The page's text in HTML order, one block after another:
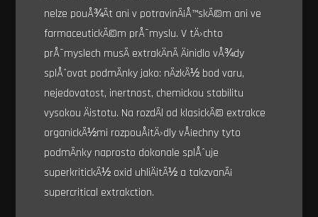
nelze pouÅ¾Ã­t ani v potravinÃ¡Å™skÃ©m ani ve
farmaceutickÃ©m prÅ¯myslu. V tÄ›chto
prÅ¯myslech musÃ­ extrakÄnÃ­ Äinidlo vÅ¾dy
splÅˆovat podmÃ­nky jako: nÃ­zkÃ½ bod varu,
nejedovatost, inertnost, chemickou stabilitu
vysokou Äistotu. Na rozdÃ­l od klasickÃ© extrakce
organickÃ½mi rozpouÅ¡tÄ›dly vÅ¡echny tyto
podmÃ­nky naprosto dokonale splÅˆuje
superkritickÃ½ oxid uhliÄitÃ½ a takzvanÃ¡
supercritical extrakction.